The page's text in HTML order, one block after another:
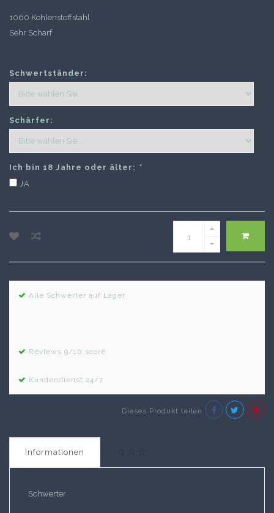
1060 Kohlenstoffstahl
Sehr Scharf
Schwertständer:
Schärfer:
Ich bin 18 Jahre oder älter: *
JA
Alle Schwerter auf Lager
Reviews 9/10 score
Kundendienst 24/7
Dieses Produkt teilen
Informationen
Schwerter